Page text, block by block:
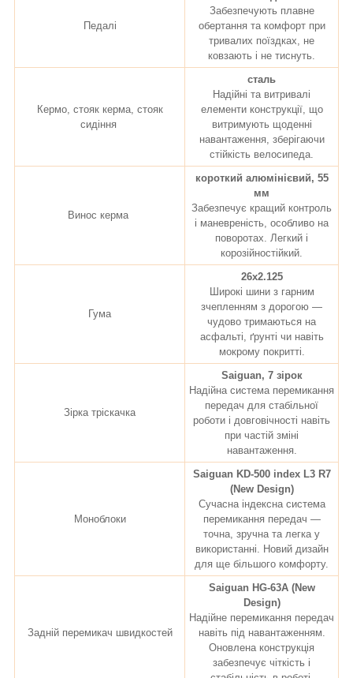
Педалі
Забезпечують плавне
обертання та комфорт при
тривалих поїздках, не
ковзають і не тиснуть.
Кермо, стояк керма, стояк
сидіння
сталь
Надійні та витривалі
елементи конструкції, що
витримують щоденні
навантаження, зберігаючи
стійкість велосипеда.
Винос керма
короткий алюмінієвий, 55
мм
Забезпечує кращий контроль
і маневреність, особливо на
поворотах. Легкий і
корозійностійкий.
Гума
26x2.125
Широкі шини з гарним
зчепленням з дорогою —
чудово тримаються на
асфальті, ґрунті чи навіть
мокрому покритті.
Зірка тріскачка
Saiguan, 7 зірок
Надійна система перемикання
передач для стабільної
роботи і довговічності навіть
при частій зміні
навантаження.
Моноблоки
Saiguan KD-500 index L3 R7
(New Design)
Сучасна індексна система
перемикання передач —
точна, зручна та легка у
використанні. Новий дизайн
для ще більшого комфорту.
Задній перемикач швидкостей
Saiguan HG-63A (New
Design)
Надійне перемикання передач
навіть під навантаженням.
Оновлена конструкція
забезпечує чіткість і